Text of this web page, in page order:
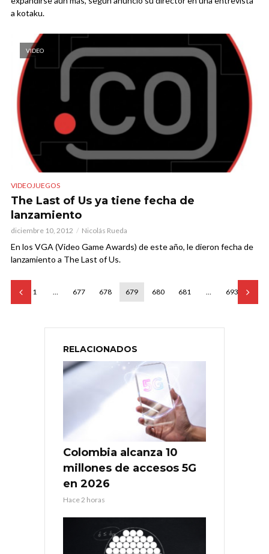
a kotaku.
VIDEO
VIDEOJUEGOS
The Last of Us ya tiene fecha de
lanzamiento
diciembre 10, 2012 Nicolás Rueda
En los VGA (Video Game Awards) de este año, le dieron fecha de
lanzamiento a The Last of Us.
1 … 677 678 679 680 681 … 693
RELACIONADOS
Colombia alcanza 10
millones de accesos 5G
en 2026
Hace 2 horas